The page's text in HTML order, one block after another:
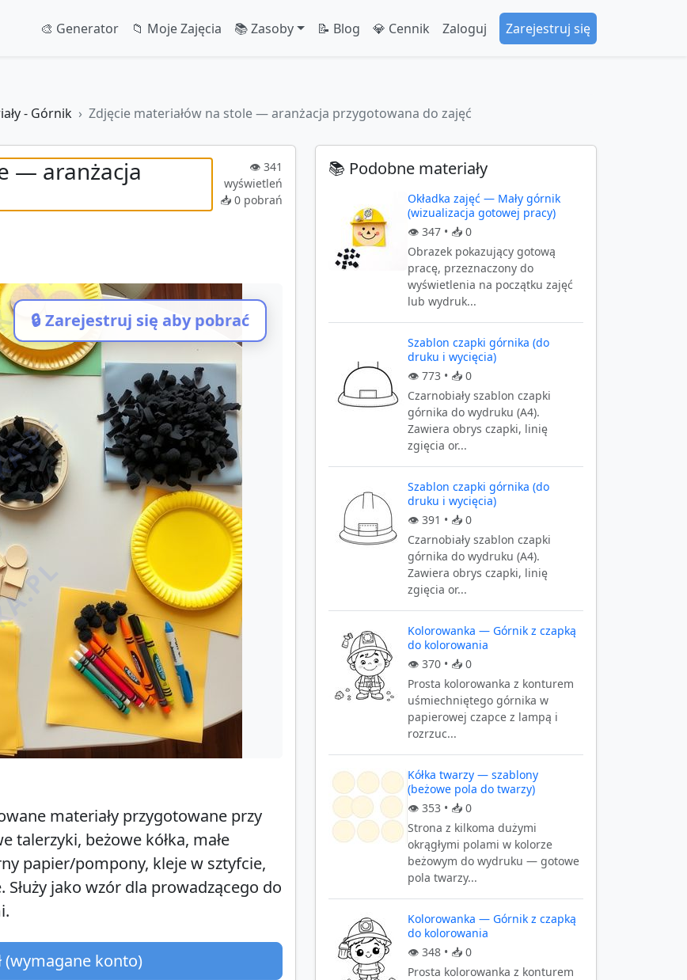
🎨 Generator 📁 Moje Zajęcia 📚 Zasoby 📝 Blog 💎 Cennik Zaloguj Zarejestruj się
- Górnik Zdjęcie materiałów na stole — aranżacja przygotowana do zajęć
— aranżacja
👁️ 341
wyświetleń
📥 0 pobrań
🔒 Zarejestruj się aby pobrać
materiały przygotowane przy
talerzyki, beżowe kółka, małe
papier/pompony, kleje w sztyfcie,
jako wzór dla prowadzącego do
(wymagane konto)
📚 Podobne materiały
Okładka zajęć — Mały górnik
(wizualizacja gotowej pracy)
👁️ 347 • 📥 0
Obrazek pokazujący gotową
pracę, przeznaczony do
wyświetlenia na początku zajęć
lub wydruk...
Szablon czapki górnika (do
druku i wycięcia)
👁️ 773 • 📥 0
Czarnobiały szablon czapki
górnika do wydruku (A4).
Zawiera obrys czapki, linię
zgięcia or...
Szablon czapki górnika (do
druku i wycięcia)
👁️ 391 • 📥 0
Czarnobiały szablon czapki
górnika do wydruku (A4).
Zawiera obrys czapki, linię
zgięcia or...
Kolorowanka — Górnik z czapką
do kolorowania
👁️ 370 • 📥 0
Prosta kolorowanka z konturem
uśmiechniętego górnika w
papierowej czapce z lampą i
rozrzuc...
Kółka twarzy — szablony
(beżowe pola do twarzy)
👁️ 353 • 📥 0
Strona z kilkoma dużymi
okrągłymi polami w kolorze
beżowym do wydruku — gotowe
pola twarzy...
Kolorowanka — Górnik z czapką
do kolorowania
👁️ 348 • 📥 0
Prosta kolorowanka z konturem